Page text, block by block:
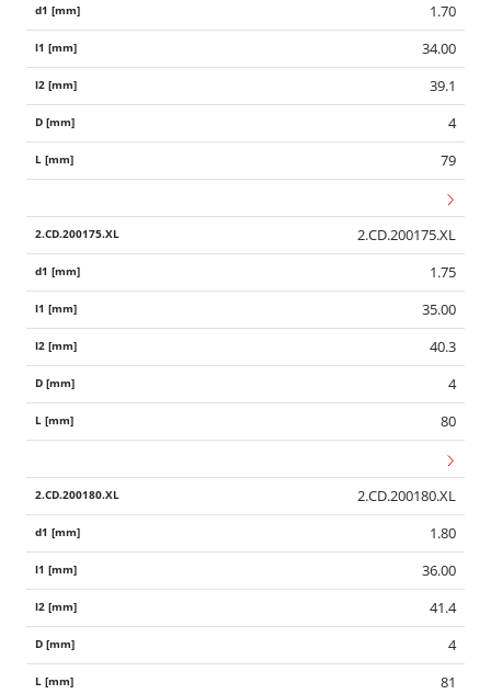
1.70
34.00
39.1
4
79
2.CD.200175.XL
1.75
35.00
40.3
4
80
2.CD.200180.XL
1.80
36.00
41.4
4
81